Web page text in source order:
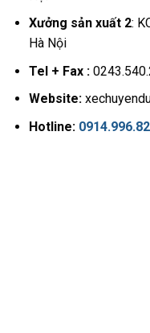
Xưởng sản xuất 2:
Hà Nội
Tel + Fax :
Website:
Hotline: